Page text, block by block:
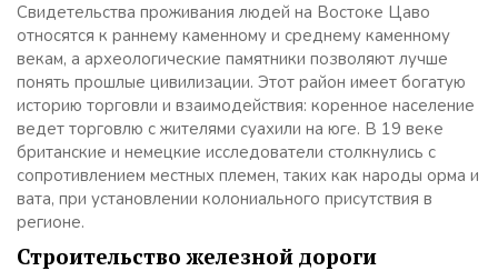
Свидетельства проживания людей на Востоке Цаво
относятся к раннему каменному и среднему каменному
векам, а археологические памятники позволяют лучше
понять прошлые цивилизации. Этот район имеет богатую
историю торговли и взаимодействия: коренное население
ведет торговлю с жителями суахили на юге. В 19 веке
британские и немецкие исследователи столкнулись с
сопротивлением местных племен, таких как народы орма и
вата, при установлении колониального присутствия в
регионе.
Строительство железной дороги